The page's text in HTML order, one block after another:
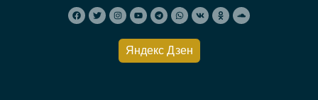
Яндекс Дзен